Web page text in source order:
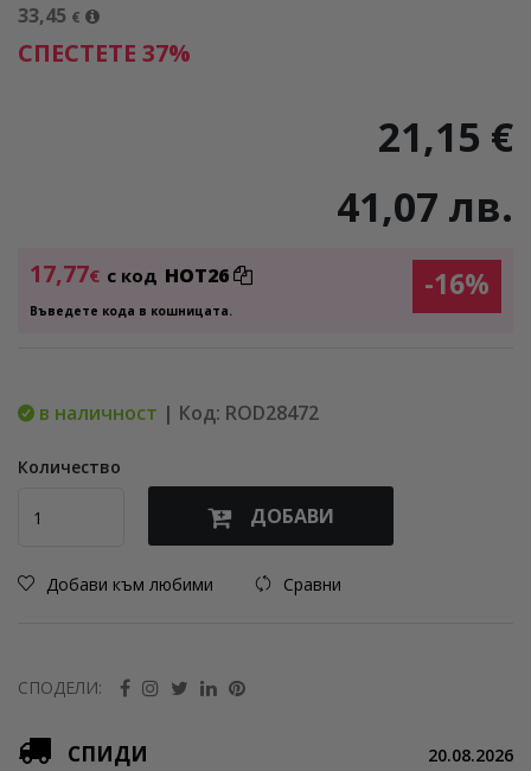
33,45 €
СПЕСТЕТЕ 37%
21,15 €
41,07 лв.
17,77€ с код HOT26
Въведете кода в кошницата.
-16%
в наличност | Код: ROD28472
Количество
ДОБАВИ
Добави към любими Сравни
СПОДЕЛИ:
СПИДИ 20.08.2026